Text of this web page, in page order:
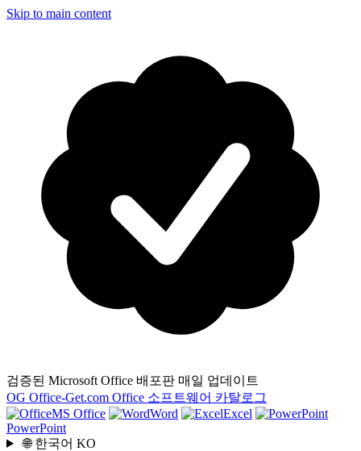
Skip to main content
검증된 Microsoft Office 배포판 매일 업데이트
OG Office-Get.com Office 소프트웨어 카탈로그
MS Office
Word
Excel
PowerPoint
🌐 한국어 KO